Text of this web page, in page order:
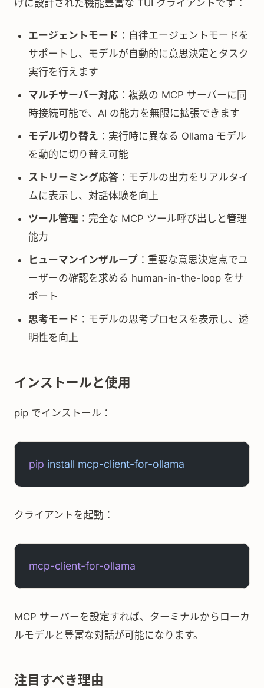
けに設計された機能豊富な TUI クライアントです：
エージェントモード ：自律エージェントモードを
サポートし、モデルが自動的に意思決定とタスク
実行を行えます
マルチサーバー対応 ：複数の MCP サーバーに同
時接続可能で、AI の能力を無限に拡張できます
モデル切り替え ：実行時に異なる Ollama モデル
を動的に切り替え可能
ストリーミング応答 ：モデルの出力をリアルタイ
ムに表示し、対話体験を向上
ツール管理 ：完全な MCP ツール呼び出しと管理
能力
ヒューマンインザループ ：重要な意思決定点でユ
ーザーの確認を求める human-in-the-loop をサ
ポート
思考モード ：モデルの思考プロセスを表示し、透
明性を向上
インストールと使用
pip でインストール：
pip install mcp-client-for-ollama
クライアントを起動：
mcp-client-for-ollama
MCP サーバーを設定すれば、ターミナルからローカ
ルモデルと豊富な対話が可能になります。
注目すべき理由